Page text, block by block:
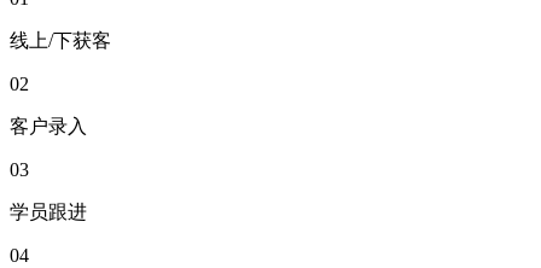
线上/下获客
02
客户录入
03
学员跟进
04